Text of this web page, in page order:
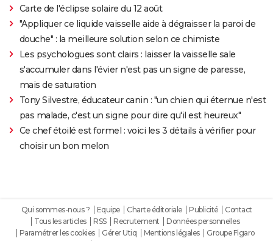
Carte de l'éclipse solaire du 12 août
"Appliquer ce liquide vaisselle aide à dégraisser la paroi de
douche" : la meilleure solution selon ce chimiste
Les psychologues sont clairs : laisser la vaisselle sale
s'accumuler dans l'évier n'est pas un signe de paresse,
mais de saturation
Tony Silvestre, éducateur canin : "un chien qui éternue n'est
pas malade, c'est un signe pour dire qu'il est heureux"
Ce chef étoilé est formel : voici les 3 détails à vérifier pour
choisir un bon melon
Qui sommes-nous ? Equipe Charte éditoriale Publicité
Contact
Tous les articles
RSS Recrutement
Données personnelles
Paramétrer les cookies
Gérer Utiq Mentions légales
Groupe Figaro